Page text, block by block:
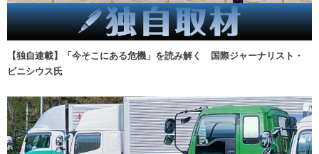
【独自連載】「今そこにある危機」を読み解く 国際ジャーナリスト・
ビニシウス氏